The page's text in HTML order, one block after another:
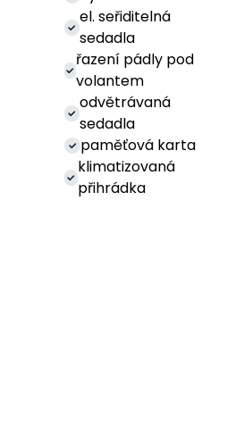
el. seřiditelná
sedadla
řazení pádly pod
volantem
odvětrávaná
sedadla
paměťová karta
klimatizovaná
přihrádka